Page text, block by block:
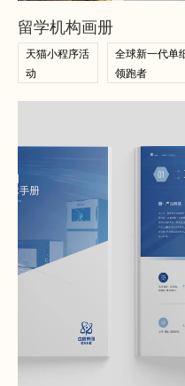
留学机构画册
天猫小程序活
动
全球新一代单
领跑者